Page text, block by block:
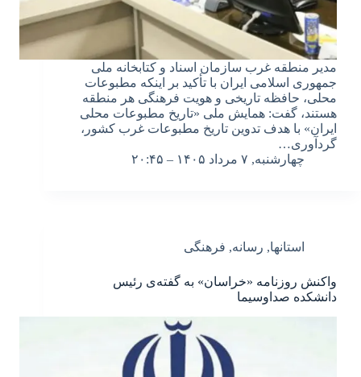
مدیر منطقه غرب سازمان اسناد و کتابخانه ملی
جمهوری اسلامی ایران با تأکید بر اینکه مطبوعات
محلی، حافظه تاریخی و هویت فرهنگی هر منطقه
هستند، گفت: همایش ملی «تاریخ مطبوعات محلی
ایران» با هدف تدوین تاریخ مطبوعات غرب کشور،
گردآوری…
چهارشنبه, ۷ مرداد ۱۴۰۵ – ۲۰:۴۵
استانها, رسانه, فرهنگی
واکنش روزنامه «خراسان» به گفته‌ی رئیس
دانشکده صداوسیما